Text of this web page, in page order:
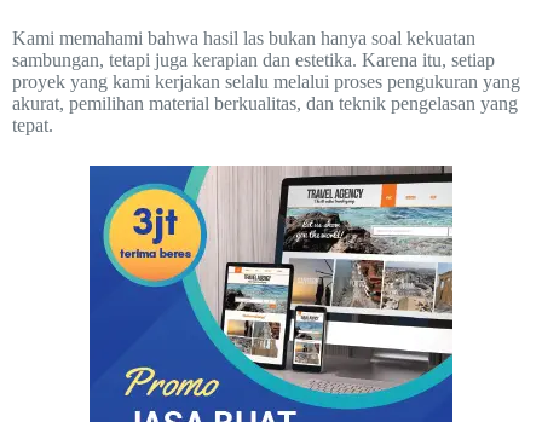
Kami memahami bahwa hasil las bukan hanya soal kekuatan
sambungan, tetapi juga kerapian dan estetika. Karena itu, setiap
proyek yang kami kerjakan selalu melalui proses pengukuran yang
akurat, pemilihan material berkualitas, dan teknik pengelasan yang
tepat.